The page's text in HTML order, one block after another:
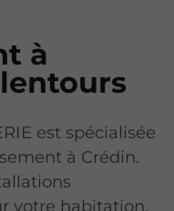
à
est spécialisée
à Crédin.
votre habitation.